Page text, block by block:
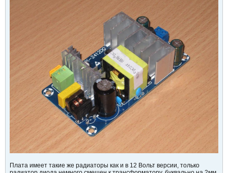
Плата имеет такие же радиаторы как и в 12 Вольт версии, только